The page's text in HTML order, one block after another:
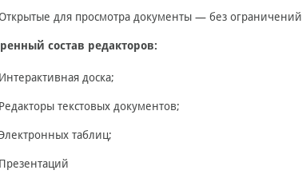
Открытые для просмотра документы — без ограничений
состав редакторов:
Интерактивная доска;
Редакторы текстовых документов;
таблиц;
Презентаций